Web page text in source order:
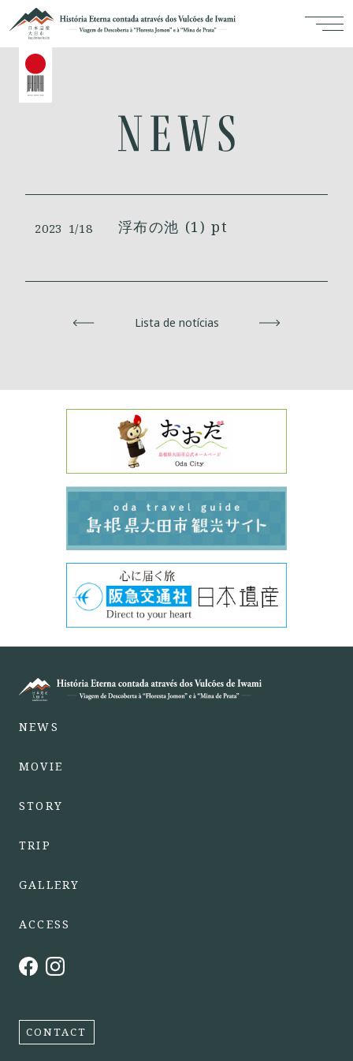
2023 1/18 浮布の池 (1) pt
Lista de notícias
NEWS
MOVIE
STORY
TRIP
GALLERY
ACCESS
CONTACT